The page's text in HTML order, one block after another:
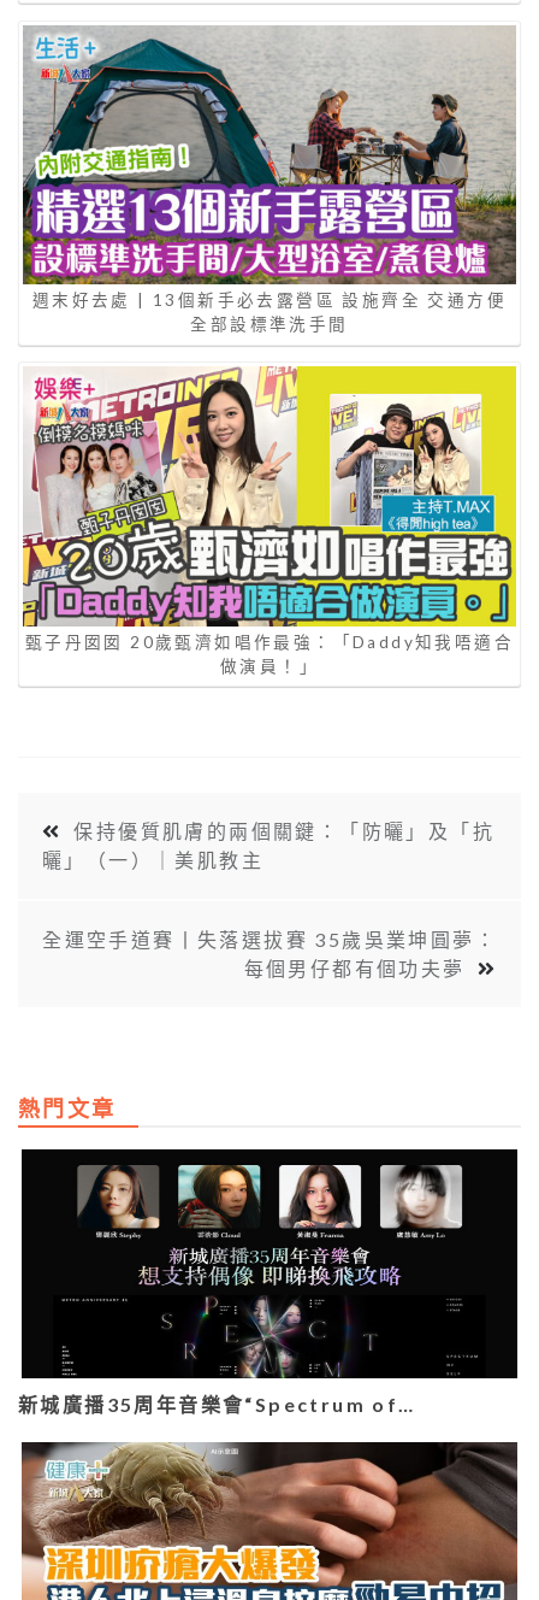
週末好去處 | 13個新手必去露營區 設施齊全 交通方便
全部設標準洗手間
甄子丹囡囡 20歲甄濟如唱作最強：「Daddy知我唔適合
做演員！」
保持優質肌膚的兩個關鍵：「防曬」及「抗
曬」（一）｜美肌教主
全運空手道賽丨失落選拔賽 35歲吳業坤圓夢：
每個男仔都有個功夫夢
熱門文章
新城廣播35周年音樂會“Spectrum of…